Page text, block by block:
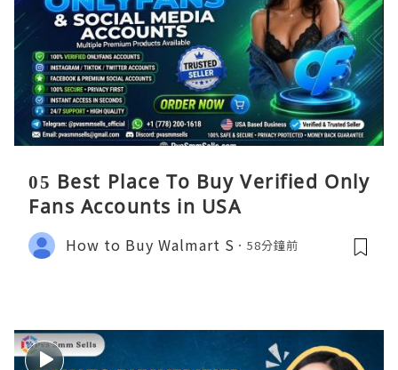
05 Best Place To Buy Verified Only
Fans Accounts in USA
How to Buy Walmart S 58分鐘前